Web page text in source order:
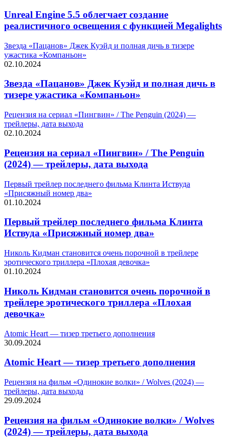
Unreal Engine 5.5 облегчает создание
реалистичного освещения с функцией Megalights
Звезда «Пацанов» Джек Куэйд и полная дичь в тизере
ужастика «Компаньон»
02.10.2024
Звезда «Пацанов» Джек Куэйд и полная дичь в
тизере ужастика «Компаньон»
Рецензия на сериал «Пингвин» / The Penguin (2024) —
трейлеры, дата выхода
02.10.2024
Рецензия на сериал «Пингвин» / The Penguin
(2024) — трейлеры, дата выхода
Первый трейлер последнего фильма Клинта Иствуда
«Присяжный номер два»
01.10.2024
Первый трейлер последнего фильма Клинта
Иствуда «Присяжный номер два»
Николь Кидман становится очень порочной в трейлере
эротического триллера «Плохая девочка»
01.10.2024
Николь Кидман становится очень порочной в
трейлере эротического триллера «Плохая
девочка»
Atomic Heart — тизер третьего дополнения
30.09.2024
Atomic Heart — тизер третьего дополнения
Рецензия на фильм «Одинокие волки» / Wolves (2024) —
трейлеры, дата выхода
29.09.2024
Рецензия на фильм «Одинокие волки» / Wolves
(2024) — трейлеры, дата выхода